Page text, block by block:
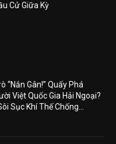
Cử Giữa Kỳ
“Nắn Gân!” Quấy Phá
Việt Quốc Gia Hải Ngoại?
Sục Khí Thế Chống...